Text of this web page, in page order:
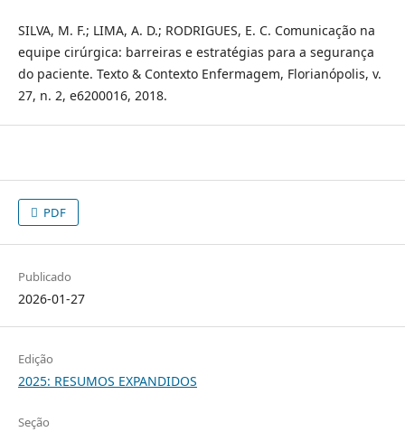
SILVA, M. F.; LIMA, A. D.; RODRIGUES, E. C. Comunicação na
equipe cirúrgica: barreiras e estratégias para a segurança
do paciente. Texto & Contexto Enfermagem, Florianópolis, v.
27, n. 2, e6200016, 2018.
PDF
Publicado
2026-01-27
Edição
2025: RESUMOS EXPANDIDOS
Seção